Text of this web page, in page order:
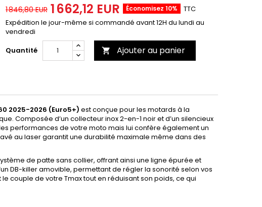
1 846,80 EUR 1 662,12 EUR Économisez 10%
TTC
Expédition le jour-même si commandé avant 12H du lundi au
vendredi
Quantité
 Ajouter au panier
2025-2026 (Euro5+) est conçue pour les motards à la
Composée d’un collecteur inox 2-en-1 noir et d’un silencieux
performances de votre moto mais lui confère également un
au laser garantit une durabilité maximale même dans des
de patte sans collier, offrant ainsi une ligne épurée et
DB-killer amovible, permettant de régler la sonorité selon vos
couple de votre Tmax tout en réduisant son poids, ce qui